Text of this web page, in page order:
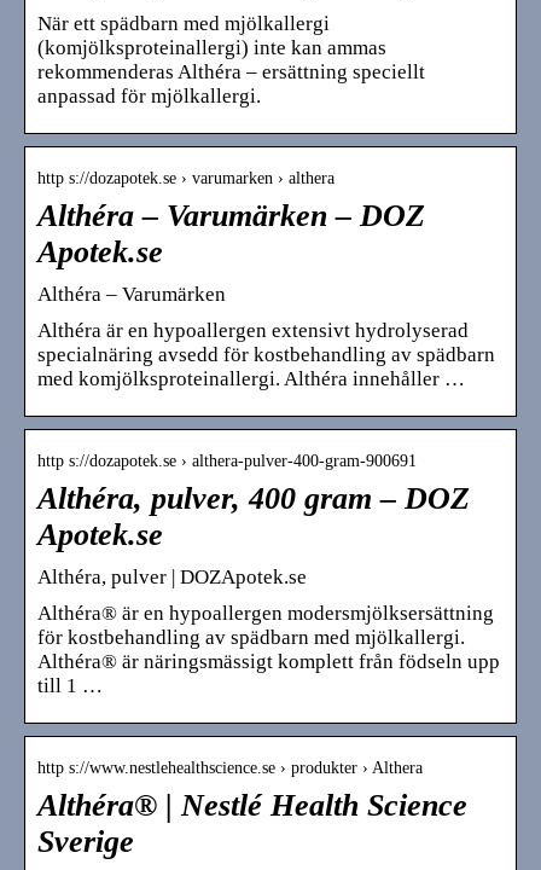
När ett spädbarn med mjölkallergi
(komjölksproteinallergi) inte kan ammas
rekommenderas Althéra – ersättning speciellt
anpassad för mjölkallergi.
http s://dozapotek.se › varumarken › althera
Althéra – Varumärken – DOZ
Apotek.se
Althéra – Varumärken
Althéra är en hypoallergen extensivt hydrolyserad
specialnäring avsedd för kostbehandling av spädbarn
med komjölksproteinallergi. Althéra innehåller …
http s://dozapotek.se › althera-pulver-400-gram-900691
Althéra, pulver, 400 gram – DOZ
Apotek.se
Althéra, pulver | DOZApotek.se
Althéra® är en hypoallergen modersmjölksersättning
för kostbehandling av spädbarn med mjölkallergi.
Althéra® är näringsmässigt komplett från födseln upp
till 1 …
http s://www.nestlehealthscience.se › produkter › Althera
Althéra® | Nestlé Health Science
Sverige